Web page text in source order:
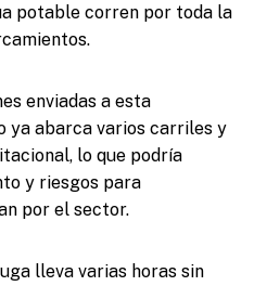
potable corren por toda la
enviadas a esta
ya abarca varios carriles y
lo que podría
y riesgos para
por el sector.
lleva varias horas sin